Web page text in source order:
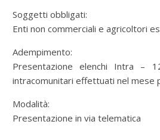
Soggetti obbligati:
Enti non commerciali e agricoltori
Adempimento:
Presentazione elenchi Intra –
intracomunitari effettuati nel mese
Modalità:
Presentazione in via telematica